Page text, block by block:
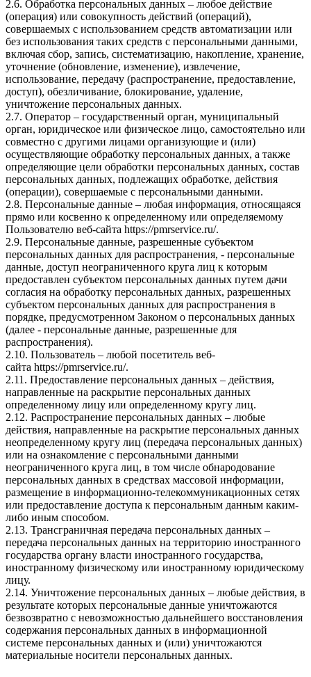
2.6. Обработка персональных данных – любое действие
(операция) или совокупность действий (операций),
совершаемых с использованием средств автоматизации или
без использования таких средств с персональными данными,
включая сбор, запись, систематизацию, накопление, хранение,
уточнение (обновление, изменение), извлечение,
использование, передачу (распространение, предоставление,
доступ), обезличивание, блокирование, удаление,
уничтожение персональных данных.
2.7. Оператор – государственный орган, муниципальный
орган, юридическое или физическое лицо, самостоятельно или
совместно с другими лицами организующие и (или)
осуществляющие обработку персональных данных, а также
определяющие цели обработки персональных данных, состав
персональных данных, подлежащих обработке, действия
(операции), совершаемые с персональными данными.
2.8. Персональные данные – любая информация, относящаяся
прямо или косвенно к определенному или определяемому
Пользователю веб-сайта https://pmrservice.ru/.
2.9. Персональные данные, разрешенные субъектом
персональных данных для распространения, - персональные
данные, доступ неограниченного круга лиц к которым
предоставлен субъектом персональных данных путем дачи
согласия на обработку персональных данных, разрешенных
субъектом персональных данных для распространения в
порядке, предусмотренном Законом о персональных данных
(далее - персональные данные, разрешенные для
распространения).
2.10. Пользователь – любой посетитель веб-
сайта https://pmrservice.ru/.
2.11. Предоставление персональных данных – действия,
направленные на раскрытие персональных данных
определенному лицу или определенному кругу лиц.
2.12. Распространение персональных данных – любые
действия, направленные на раскрытие персональных данных
неопределенному кругу лиц (передача персональных данных)
или на ознакомление с персональными данными
неограниченного круга лиц, в том числе обнародование
персональных данных в средствах массовой информации,
размещение в информационно-телекоммуникационных сетях
или предоставление доступа к персональным данным каким-
либо иным способом.
2.13. Трансграничная передача персональных данных –
передача персональных данных на территорию иностранного
государства органу власти иностранного государства,
иностранному физическому или иностранному юридическому
лицу.
2.14. Уничтожение персональных данных – любые действия, в
результате которых персональные данные уничтожаются
безвозвратно с невозможностью дальнейшего восстановления
содержания персональных данных в информационной
системе персональных данных и (или) уничтожаются
материальные носители персональных данных.